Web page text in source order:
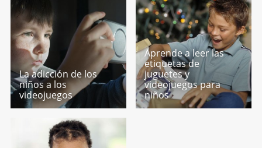
La adicción de los
niños a los
videojuegos
Aprende a leer las
etiquetas de
juguetes y
videojuegos para
niños